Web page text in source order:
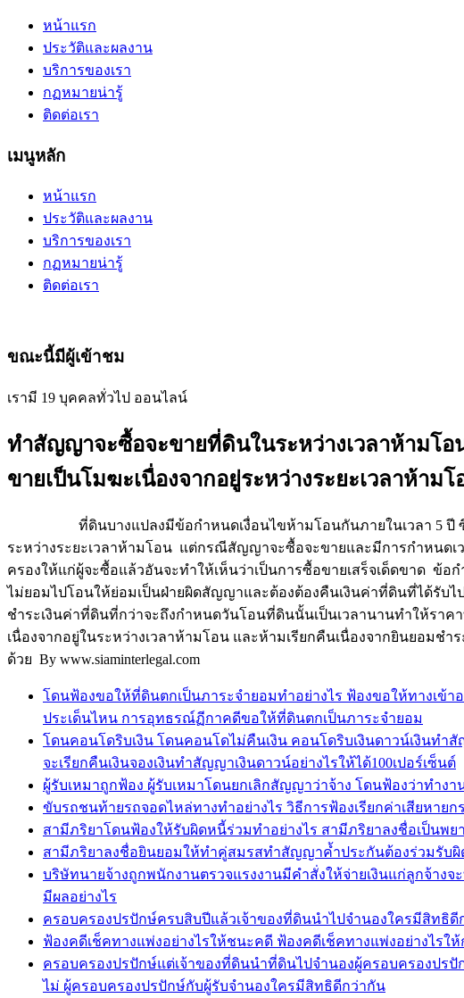
หน้าแรก
ประวัติและผลงาน
บริการของเรา
กฏหมายน่ารู้
ติดต่อเรา
เมนูหลัก
หน้าแรก
ประวัติและผลงาน
บริการของเรา
กฏหมายน่ารู้
ติดต่อเรา
ขณะนี้มีผู้เข้าชม
เรามี 19 บุคคลทั่วไป ออนไลน์
ทำสัญญาจะซื้อจะขายที่ดินในระหว่างเวลาห้ามโ
ขายเป็นโมฆะเนื่องจากอยู่ระหว่างระยะเวลาห้าม
ที่ดินบางแปลงมีข้อกำหนดเงื่อนไขห้ามโอนกันภายในเวลา 5 ปี ซึ่ง
ระหว่างระยะเวลาห้ามโอน แต่กรณีสัญญาจะซื้อจะขายและมีการกำหนด
ครองให้แก่ผู้จะซื้อแล้วอันจะทำให้เห็นว่าเป็นการซื้อขายเสร็จเด็ดขาด ข้
ไม่ยอมไปโอนให้ย่อมเป็นฝ่ายผิดสัญญาและต้องต้องคืนเงินค่าที่ดินที่ได้รับ
ชำระเงินค่าที่ดินที่กว่าจะถึงกำหนดวันโอนที่ดินนั้นเป็นเวลานานทำให้รา
เนื่องจากอยู่ในระหว่างเวลาห้ามโอน และห้ามเรียกคืนเนื่องจากยินยอม
ด้วย By www.siaminterlegal.com
โดนฟ้องขอให้ที่ดินตกเป็นภาระจำยอมทำอย่างไร ฟ้องขอให้ทางเข้
ประเด็นไหน การอุทธรณ์ฏีกาคดีขอให้ที่ดินตกเป็นภาระจำยอม
โดนคอนโดริบเงิน โดนคอนโดไม่คืนเงิน คอนโดริบเงินดาวน์เงินทำ
จะเรียกคืนเงินจองเงินทำสัญญาเงินดาวน์อย่างไรให้ได้100เปอร์เซ็นต์
ผู้รับเหมาถูกฟ้อง ผู้รับเหมาโดนยกเลิกสัญญาว่าจ้าง โดนฟ้องว่าทำง
ขับรถชนท้ายรถจอดไหล่ทางทำอย่างไร วิธีการฟ้องเรียกค่าเสียห
สามีภริยาโดนฟ้องให้รับผิดหนี้ร่วมทำอย่างไร สามีภริยาลงชื่อเป็นพ
สามีภริยาลงชื่อยินยอมให้ทำคู่สมรสทำสัญญาค้ำประกันต้องร่วมรับ
บริษัทนายจ้างถูกพนักงานตรวจแรงงานมีคำสั่งให้จ่ายเงินแก่ลูกจ้าง
มีผลอย่างไร
ครอบครองปรปักษ์ครบสิบปีแล้วเจ้าของที่ดินนำไปจำนองใครมีสิทธิ
ฟ้องคดีเช็คทางแพ่งอย่างไรให้ชนะคดี ฟ้องคดีเช็คทางแพ่งอย่างไร
ครอบครองปรปักษ์แต่เจ้าของที่ดินนำที่ดินไปจำนองผู้ครอบครองปร
ไม่ ผู้ครอบครองปรปักษ์กับผู้รับจำนองใครมีสิทธิดีกว่ากัน